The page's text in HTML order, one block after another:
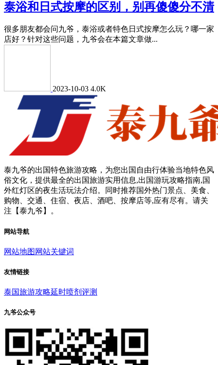
泰浴和日式按摩的区别，别再傻傻分不清
很多朋友都会问九爷，泰浴或者特色日式按摩怎么玩？哪一家
店好？针对这些问题，九爷会在本篇文章做...
2023-10-03 4.0K
泰九爷的出国特色旅游攻略，为您出国自由行体验当地特色风
俗文化，提供最全的出国旅游实用信息,出国游玩攻略指南,国
外红灯区的夜生活玩法介绍。同时推荐国外热门景点、美食、
购物、交通、住宿、夜店、酒吧、按摩店等,应有尽有。请关
注【泰九爷】。
网站导航
网站地图 网站关键词
友情链接
泰国旅游攻略延时喷剂评测
九爷公众号